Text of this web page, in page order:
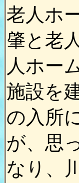
老人ホ
肇と老
人ホー
施設を
の入所
が、思
なり、